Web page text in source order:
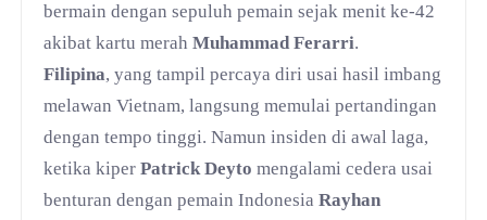
bermain dengan sepuluh pemain sejak menit ke-42
akibat kartu merahMuhammad Ferarri.
Filipina, yang tampil percaya diri usai hasil imbang
melawan Vietnam, langsung memulai pertandingan
dengan tempo tinggi. Namun insiden di awal laga,
ketika kiperPatrick Deyto mengalami cedera usai
benturan dengan pemain IndonesiaRayhan